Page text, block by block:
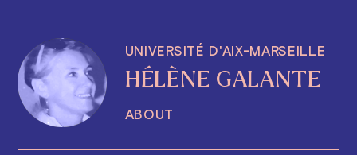
UNIVERSITÉ D'AIX-MARSEILLE
HÉLÈNE GALANTE
ABOUT